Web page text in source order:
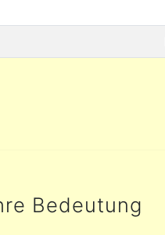
Bedeutung